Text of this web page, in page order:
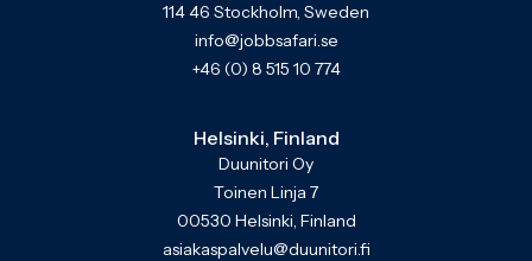
114 46 Stockholm, Sweden
info@jobbsafari.se
+46 (0) 8 515 10 774
Helsinki, Finland
Duunitori Oy
Toinen Linja 7
00530 Helsinki, Finland
asiakaspalvelu@duunitori.fi